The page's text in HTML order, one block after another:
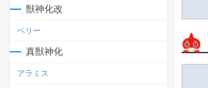
獣神化改
ペリー
真獣神化
アラミス